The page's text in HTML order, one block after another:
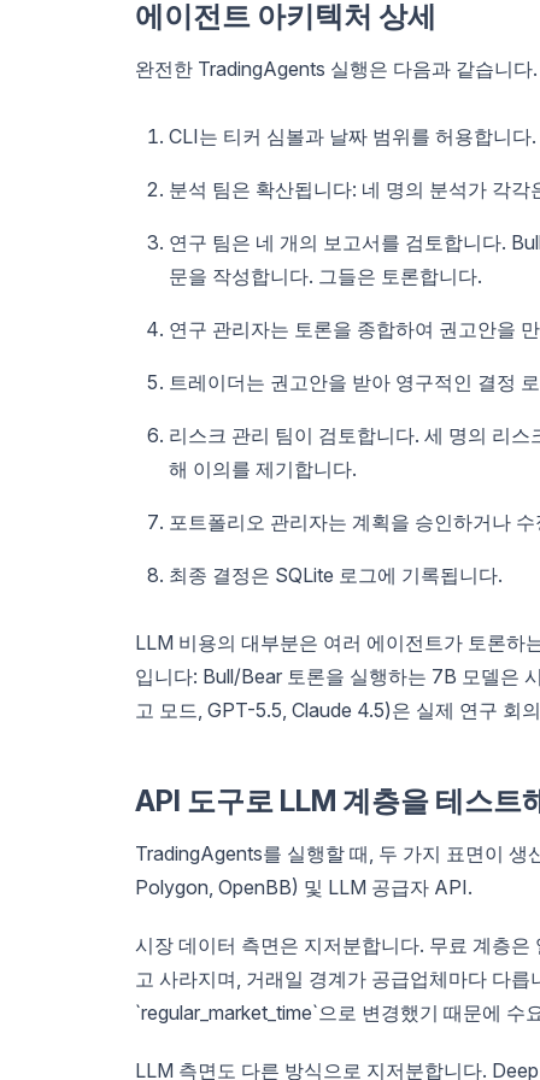
에이전트 아키텍처 상세
완전한 TradingAgents 실행은 다음과 같습니다.
CLI는 티커 심볼과 날짜 범위를 허용합니다.
분석 팀은 확산됩니다: 네 명의 분석가 각
연구 팀은 네 개의 보고서를 검토합니다.
문을 작성합니다. 그들은 토론합니다.
연구 관리자는 토론을 종합하여 권고안을
트레이더는 권고안을 받아 영구적인 결정
리스크 관리 팀이 검토합니다. 세 명의 리
해 이의를 제기합니다.
포트폴리오 관리자는 계획을 승인하거나
최종 결정은 SQLite 로그에 기록됩니다.
LLM 비용의 대부분은 여러 에이전트가 토론하
입니다: Bull/Bear 토론을 실행하는 7B 모델은
고 모드, GPT-5.5, Claude 4.5)은 실제 연구 회
API 도구로 LLM 계층을 테스트
TradingAgents를 실행할 때, 두 가지 표면이
Polygon, OpenBB) 및 LLM 공급자 API.
시장 데이터 측면은 지저분합니다. 무료 계층
고 사라지며, 거래일 경계가 공급업체마다 다
`regular_market_time`으로 변경했기 때문에 수
LLM 측면도 다른 방식으로 지저분합니다.